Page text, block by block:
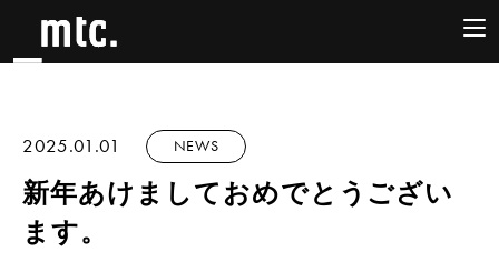
2025.01.01 NEWS
新年あけましておめでとうござい
ます。